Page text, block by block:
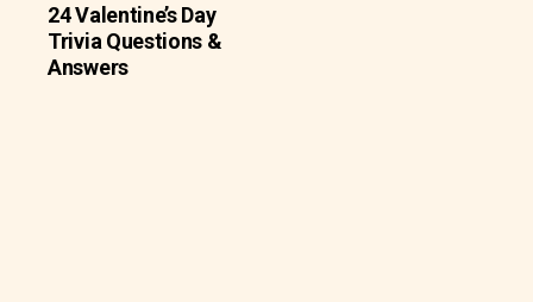
24 Valentine’s Day
Trivia Questions &
Answers